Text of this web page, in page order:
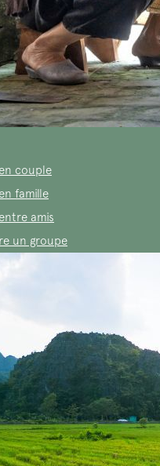
couple
famille
amis
un groupe
trouvez le temple
par des colons
siècle pour rendre
chinois Quan De (162-
ce temple est toujours
c’est aussi un lieu
pour discuter
à la population
de la ville se trouve
Dai est née dans la
une religion
de différentes
le taoïsme, le
l’islam. Ses adeptes
Dai’, qui gouverne
esprits et divinités.
omniscient » ou l’«œil
les temples Cao